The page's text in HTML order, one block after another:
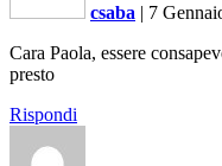
csaba | 7
Cara Paola, essere
presto
Rispondi